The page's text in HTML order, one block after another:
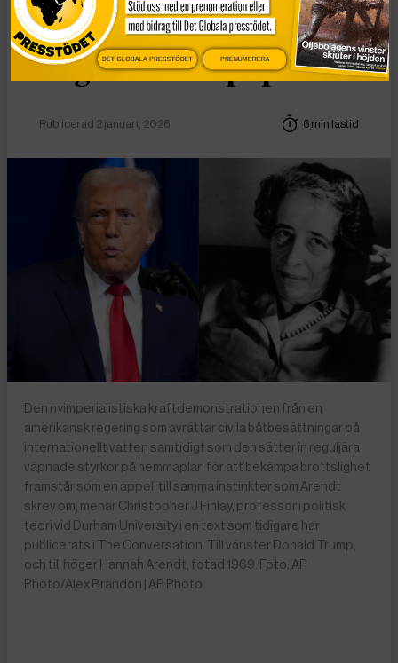
Vad Hanna Arendt kan
lära oss om
högerextrem populism
Publicerad 2 januari, 2026 6 min lästid
Den nyimperialistiska kraftdemonstrationen från en
amerikansk regering som avrättar civila båtbesättningar på
internationellt vatten samtidigt som den sätter in reguljära
väpnade styrkor på hemmaplan för att bekämpa brottslighet
framstår som en appell till samma instinkter som Arendt
skrev om, menar Christopher J Finlay, professor i politisk
teori vid Durham University i en text som tidigare har
publicerats i The Conversation. Till vänster Donald Trump,
och till höger Hannah Arendt, fotad 1969. Foto: AP
Photo/Alex Brandon | AP Photo
DET GLOBALA PRESSTÖDET PRENUMERERA